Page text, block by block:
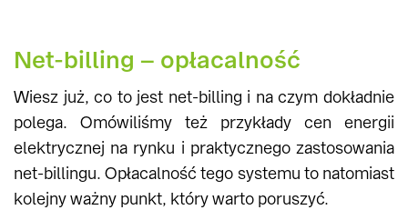
Net-billing – opłacalność
Wiesz już, co to jest net-billing i na czym dokładnie
polega. Omówiliśmy też przykłady cen energii
elektrycznej na rynku i praktycznego zastosowania
net-billingu. Opłacalność tego systemu to natomiast
kolejny ważny punkt, który warto poruszyć.